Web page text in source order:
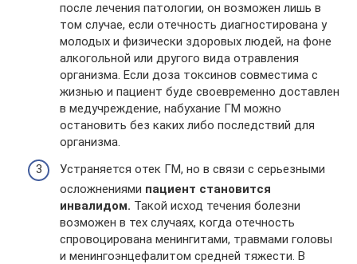
после лечения патологии, он возможен лишь в
том случае, если отечность диагностирована у
молодых и физически здоровых людей, на фоне
алкогольной или другого вида отравления
организма. Если доза токсинов совместима с
жизнью и пациент буде своевременно доставлен
в медучреждение, набухание ГМ можно
остановить без каких либо последствий для
организма.
Устраняется отек ГМ, но в связи с серьезными
осложнениями пациент становится
инвалидом. Такой исход течения болезни
возможен в тех случаях, когда отечность
спровоцирована менингитами, травмами головы
и менингоэнцефалитом средней тяжести. В